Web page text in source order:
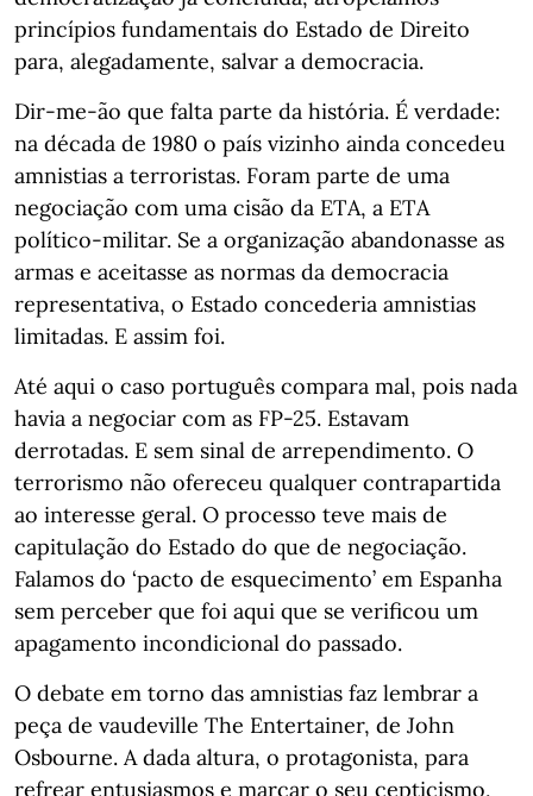
princípios fundamentais do Estado de Direito
para, alegadamente, salvar a democracia.
Dir-me-ão que falta parte da história. É verdade:
na década de 1980 o país vizinho ainda concedeu
amnistias a terroristas. Foram parte de uma
negociação com uma cisão da ETA, a ETA
político-militar. Se a organização abandonasse as
armas e aceitasse as normas da democracia
representativa, o Estado concederia amnistias
limitadas. E assim foi.
Até aqui o caso português compara mal, pois nada
havia a negociar com as FP-25. Estavam
derrotadas. E sem sinal de arrependimento. O
terrorismo não ofereceu qualquer contrapartida
ao interesse geral. O processo teve mais de
capitulação do Estado do que de negociação.
Falamos do ‘pacto de esquecimento’ em Espanha
sem perceber que foi aqui que se verificou um
apagamento incondicional do passado.
O debate em torno das amnistias faz lembrar a
peça de vaudeville The Entertainer, de John
Osbourne. A dada altura, o protagonista, para
refrear entusiasmos e marcar o seu cepticismo,